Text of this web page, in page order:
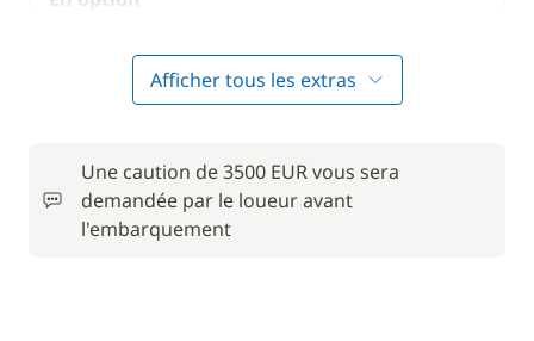
Animaux de compagnie
Forfait Nettoyage Retour
Afficher tous les extras
Une caution de 3500 EUR vous sera
demandée par le loueur avant
l'embarquement